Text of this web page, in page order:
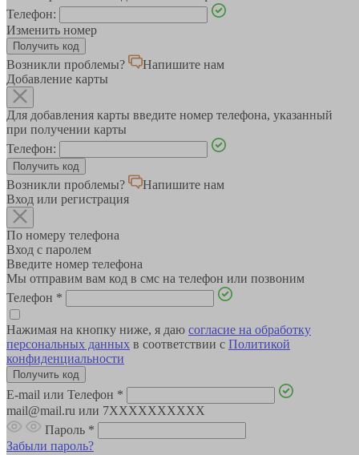
Телефон:
Изменить номер
Возникли проблемы?
Напишите нам
Добавление карты
Для добавления карты введите номер телефона, указанный
при получении карты
Телефон:
Возникли проблемы?
Напишите нам
Вход или регистрация
По номеру телефона
Вход с паролем
Введите номер телефона
Мы отправим вам код в смс на телефон или позвоним
Телефон *
Нажимая на кнопку ниже, я даю согласие на обработку
персональных данных в соответствии с Политикой
конфиденциальности
E-mail или Телефон *
mail@mail.ru или 7XXXXXXXXXX
Пароль *
Забыли пароль?